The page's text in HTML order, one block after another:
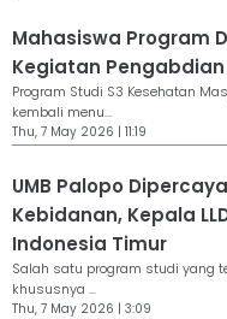
Mahasiswa Program
Kegiatan
Program Studi S3 Kesehatan
kembali menu...
Thu, 7 May 2026 | 11:19
UMB Palopo
Kebidanan, Kepala
Indonesia Timur
Salah satu program studi yang
khususnya ...
Thu, 7 May 2026 | 3:09